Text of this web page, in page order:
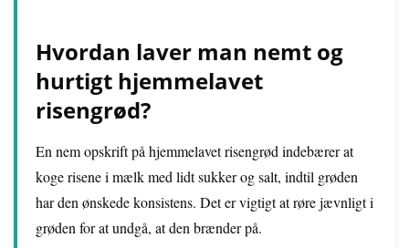
Hvordan laver man nemt og
hurtigt hjemmelavet
risengrød?
En nem opskrift på hjemmelavet risengrød indebærer at
koge risene i mælk med lidt sukker og salt, indtil grøden
har den ønskede konsistens. Det er vigtigt at røre jævnligt i
grøden for at undgå, at den brænder på.